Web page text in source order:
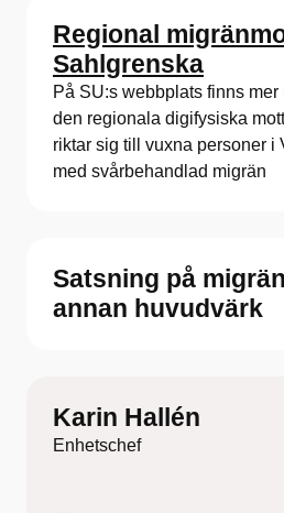
Regional
Sahlgrenska
På SU:s webbplats finns
den regionala digifysiska
riktar sig till vuxna personer i
med svårbehandlad migrän
Satsning på
annan huvudvärk
Karin Hallén
Enhetschef